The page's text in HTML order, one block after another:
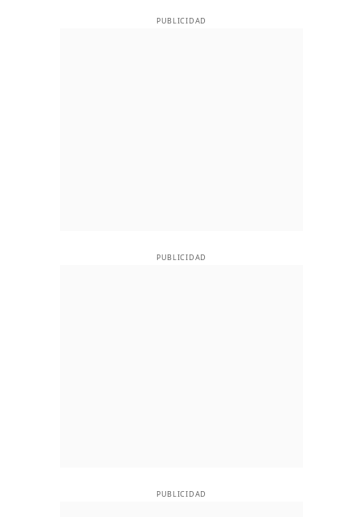
PUBLICIDAD
PUBLICIDAD
PUBLICIDAD